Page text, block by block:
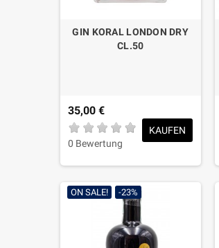
GIN KORAL LONDON DRY
CL.50
35,00 €
0 Bewertung
KAUFEN
ON SALE! -23%